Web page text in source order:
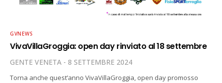
GVNEWS
VivaVillaGroggia: open day rinviato al 18 settembre
GENTE VENETA 8 SETTEMBRE 2024
Torna anche quest’anno VivaVillaGroggia, open day promosso